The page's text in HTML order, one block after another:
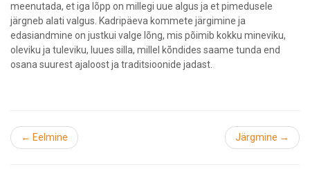
meenutada, et iga lõpp on millegi uue algus ja et pimedusele
järgneb alati valgus. Kadripäeva kommete järgimine ja
edasiandmine on justkui valge lõng, mis põimib kokku mineviku,
oleviku ja tuleviku, luues silla, millel kõndides saame tunda end
osana suurest ajaloost ja traditsioonide jadast.
← Eelmine Järgmine →